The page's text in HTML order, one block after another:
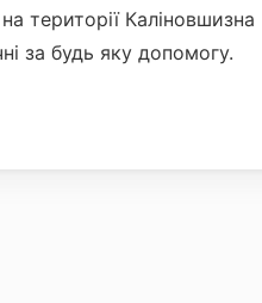
території Каліновшизна
за будь яку допомогу.